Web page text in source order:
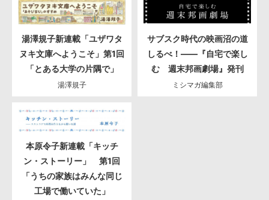
湯澤規子新連載「ユザワタ
ヌキ文庫へようこそ」第1回
「とある大学の片隅で」
湯澤規子
サブスク時代の映画沼の道
しるべ！――『自宅で楽し
む 週末邦画劇場』発刊
ミシマガ編集部
本原令子新連載「キッチ
ン・ストーリー」 第1回
「うちの家族はみんな同じ
工場で働いていた」